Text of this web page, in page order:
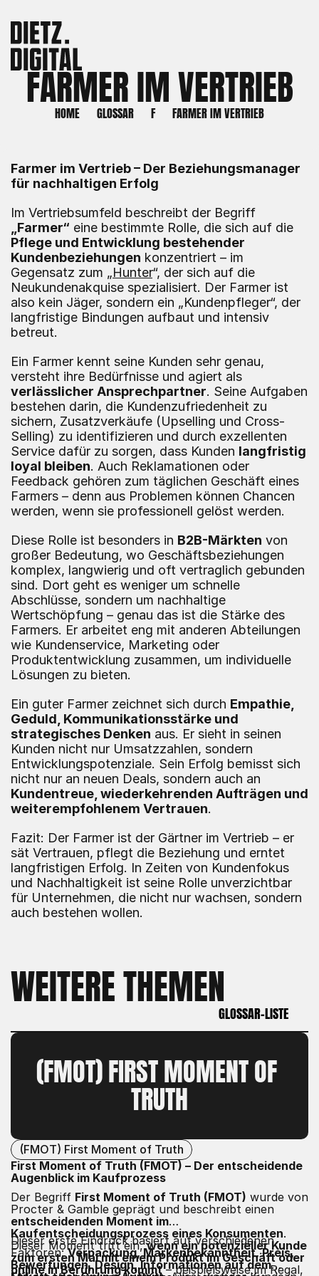
FARMER IM VERTRIEB
HOME GLOSSAR F FARMER IM VERTRIEB
Farmer im Vertrieb – Der Beziehungsmanager
für nachhaltigen Erfolg
„Farmer“
Pflege und Entwicklung bestehender
Kundenbeziehungen konzentriert – im
Gegensatz zum „Hunter“, der sich auf die
Neukundenakquise spezialisiert. Der Farmer ist
also kein Jäger, sondern ein „Kundenpfleger“, der
langfristige Bindungen aufbaut und intensiv
betreut.
Ein Farmer kennt seine Kunden sehr genau,
verlässlicher Ansprechpartner. Seine Aufgaben
bestehen darin, die Kundenzufriedenheit zu
sichern, Zusatzverkäufe (Upselling und Cross-
Selling) zu identifizieren und durch exzellenten
Service dafür zu sorgen, dass Kunden langfristig
loyal bleiben. Auch Reklamationen oder
Feedback gehören zum täglichen Geschäft eines
Farmers – denn aus Problemen können Chancen
werden, wenn sie professionell gelöst werden.
Diese Rolle ist besonders in B2B-Märkten von
großer Bedeutung, wo Geschäftsbeziehungen
komplex, langwierig und oft vertraglich gebunden
sind. Dort geht es weniger um schnelle
Abschlüsse, sondern um nachhaltige
Wertschöpfung – genau das ist die Stärke des
Farmers. Er arbeitet eng mit anderen Abteilungen
wie Kundenservice, Marketing oder
Produktentwicklung zusammen, um individuelle
Lösungen zu bieten.
Ein guter Farmer zeichnet sich durch Empathie,
Geduld, Kommunikationsstärke und
strategisches Denken aus. Er sieht in seinen
Kunden nicht nur Umsatzzahlen, sondern
Entwicklungspotenziale. Sein Erfolg bemisst sich
Kundentreue, wiederkehrenden Aufträgen und
weiterempfohlenem Vertrauen.
Fazit: Der Farmer ist der Gärtner im Vertrieb – er
sät Vertrauen, pflegt die Beziehung und erntet
langfristigen Erfolg. In Zeiten von Kundenfokus
und Nachhaltigkeit ist seine Rolle unverzichtbar
für Unternehmen, die nicht nur wachsen, sondern
auch bestehen wollen.
WEITERE THEMEN
GLOSSAR-LISTE
GLOSSAR-LISTE
(FMOT) FIRST MOMENT OF
TRUTH
(FMOT) First Moment of Truth
First Moment of Truth (FMOT) – Der entscheidende
Augenblick im Kaufprozess
Der Begriff First Moment of Truth (FMOT) wurde von
Procter & Gamble geprägt und beschreibt einen
entscheidenden Moment im
Kaufentscheidungsprozess eines Konsumenten.
Dieser Moment tritt ein,wenn ein potenzieller Kunde
zum ersten Mal mit einem Produkt im Geschäft oder
online in Berührung kommt– beispielsweise im Regal,
Dieser erste Eindruck basiert auf verschiedenen
Faktoren:Verpackung, Markenbekanntheit, Preis,
Bewertungen, Design, Informationen auf dem